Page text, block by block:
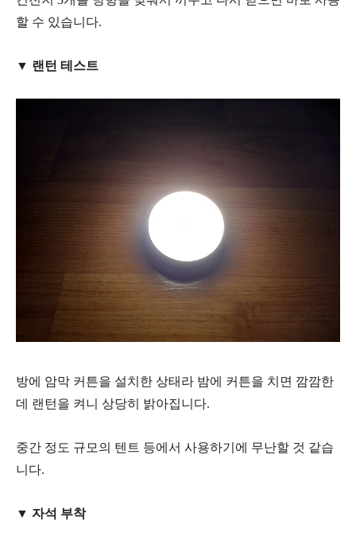
할 수 있습니다.
▼ 랜턴 테스트
방에 암막 커튼을 설치한 상태라 밤에 커튼을 치면 깜깜한
데 랜턴을 켜니 상당히 밝아집니다.
중간 정도 규모의 텐트 등에서 사용하기에 무난할 것 같습
니다.
▼ 자석 부착